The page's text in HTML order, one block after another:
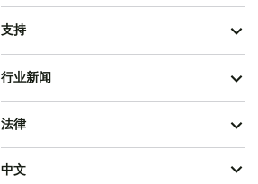
支持
行业新闻
法律
中文